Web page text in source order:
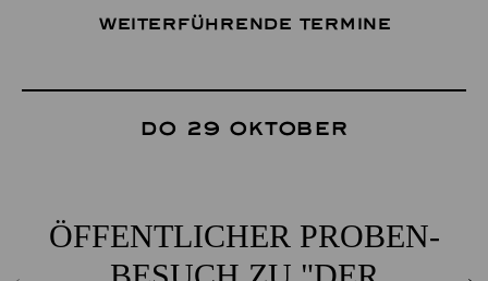
Weiterführende Termine
Do 29 Oktober
ÖFFENT­LICHER PROBEN­